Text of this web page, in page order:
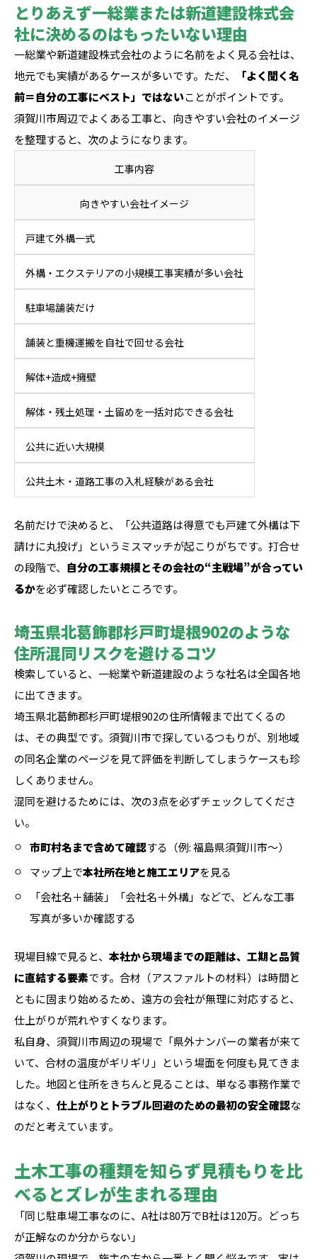
とりあえず一総業または新道建設株式会
社に決めるのはもったいない理由
一総業や新道建設株式会社のように名前をよく見る会社は、
地元でも実績があるケースが多いです。ただ、
「よく聞く名
前＝自分の工事にベスト」ではないことがポイントです。
須賀川市周辺でよくある工事と、向きやすい会社のイメージ
を整理すると、次のようになります。
工事内容
向きやすい会社イメージ
戸建て外構一式
外構・エクステリアの小規模工事実績が多い会社
駐車場舗装だけ
舗装と重機運搬を自社で回せる会社
解体+造成+擁壁
解体・残土処理・土留めを一括対応できる会社
公共に近い大規模
公共土木・道路工事の入札経験がある会社
名前だけで決めると、「公共道路は得意でも戸建て外構は下
請けに丸投げ」というミスマッチが起こりがちです。打合せ
の段階で、 自分の工事規模とその会社の“主戦場”が合ってい
るかを必ず確認したいところです。
埼玉県北葛飾郡杉戸町堤根902のような
住所混同リスクを避けるコツ
検索していると、一総業や新道建設のような社名は全国各地
に出てきます。
埼玉県北葛飾郡杉戸町堤根902の住所情報まで出てくるの
は、その典型です。須賀川市で探しているつもりが、別地域
の同名企業のページを見て評価を判断してしまうケースも珍
しくありません。
混同を避けるためには、次の3点を必ずチェックしてくださ
い。
市町村名まで含めて確認する（例: 福島県須賀川市〜）
マップ上で本社所在地と施工エリアを見る
「会社名＋舗装」「会社名＋外構」などで、どんな工事
写真が多いか確認する
現場目線で見ると、 本社から現場までの距離は、工期と品質
に直結する要素です。合材（アスファルトの材料）は時間と
ともに固まり始めるため、遠方の会社が無理に対応すると、
仕上がりが荒れやすくなります。
私自身、須賀川市周辺の現場で「県外ナンバーの業者が来て
いて、合材の温度がギリギリ」という場面を何度も見てきま
した。地図と住所をきちんと見ることは、単なる事務作業で
はなく、 仕上がりとトラブル回避のための最初の安全確認な
のだと考えています。
土木工事の種類を知らず見積もりを比
べるとズレが生まれる理由
「同じ駐車場工事なのに、A社は80万でB社は120万。どっち
が正解なのか分からない」